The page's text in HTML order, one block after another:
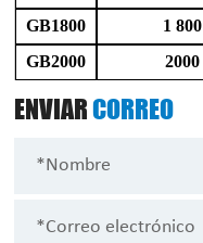
GB1800
1 800
GB2000
2000
ENVIARCORREO